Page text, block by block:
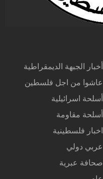
أخبار الجبهة الديمقراطية
عاشوا من اجل فلسطين
أسلحة اسرائيلية
أسلحة مقاومة
اخبار فلسطينية
عربي دولي
صحافة عبرية